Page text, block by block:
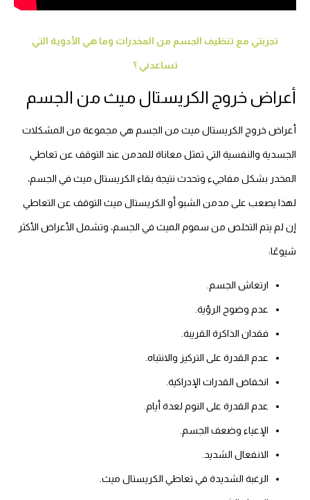
تجربتي مع تنظيف الجسم من المخدرات وما هي الأدوية التي
تساعدني ؟
أعراض خروج الكريستال ميث من الجسم
أعراض خروج الكريستال ميث من الجسم هي مجموعة من المشكلات
الجسدية والنفسية التي تمثل معاناة للمدمن عند التوقف عن تعاطي
المخدر بشكل مفاجيء وتحدث نتيجة بقاء الكريستال ميث في الجسم،
لهذا يصعب على مدمن الشبو أو الكريستال ميث التوقف عن التعاطي
إن لم يتم التخلص من سموم الميث في الجسم، وتشمل الأعراض الأكثر
شيوعًا:
ارتعاش الجسم.
عدم وضوح الرؤية.
فقدان الذاكرة القريبة.
عدم القدرة على التركيز والانتباه.
انخفاض القدرات الإدراكية.
عدم القدرة على النوم لعدة أيام.
الإعياء وضعف الجسم.
الانفعال الشديد.
الرغبة الشديدة في تعاطي الكريستال ميث.